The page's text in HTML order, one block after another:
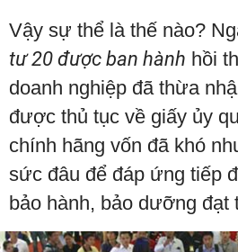
Vậy sự thể là thế nào?
tư 20 được ban hành hồi
doanh nghiệp đã thừa
được thủ tục về giấy ủy
chính hãng vốn đã khó
sức đâu để đáp ứng tiếp
bảo hành, bảo dưỡng đạt